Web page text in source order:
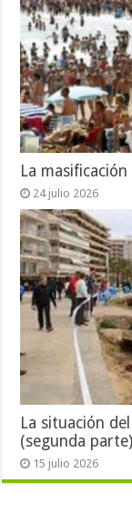
La
24 julio 2026
La situación
(segunda parte)
15 julio 2026